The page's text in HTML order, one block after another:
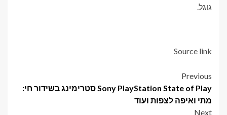
גוגל.
Source link
Post
navigation
Previous
Sony PlayStation State of Play סטרימינג בשידור חי:
מתי ואיפה לצפות ועוד
Next